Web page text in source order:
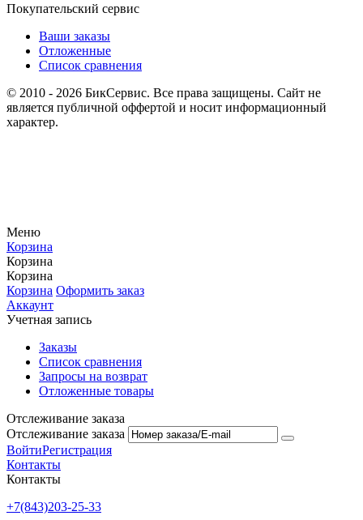
Покупательский сервис
Ваши заказы
Отложенные
Список сравнения
© 2010 - 2026 БикСервис. Все права защищены. Сайт не
является публичной оффертой и носит информационный
характер.
Меню
Корзина
Корзина
Корзина
Корзина Оформить заказ
Аккаунт
Учетная запись
Заказы
Список сравнения
Запросы на возврат
Отложенные товары
Отслеживание заказа
Отслеживание заказа
ВойтиРегистрация
Контакты
Контакты
+7(843)203-25-33